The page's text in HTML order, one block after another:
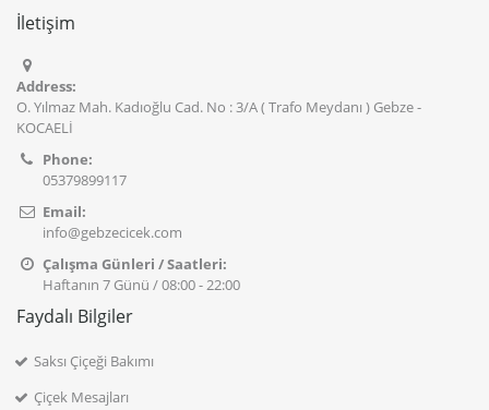
İletişim
Address:
O. Yılmaz Mah. Kadıoğlu Cad. No : 3/A ( Trafo Meydanı ) Gebze -
KOCAELİ
Phone:
05379899117
Email:
info@gebzecicek.com
Çalışma Günleri / Saatleri:
Haftanın 7 Günü / 08:00 - 22:00
Faydalı Bilgiler
Saksı Çiçeği Bakımı
Çiçek Mesajları